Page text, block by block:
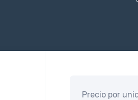
Precio por